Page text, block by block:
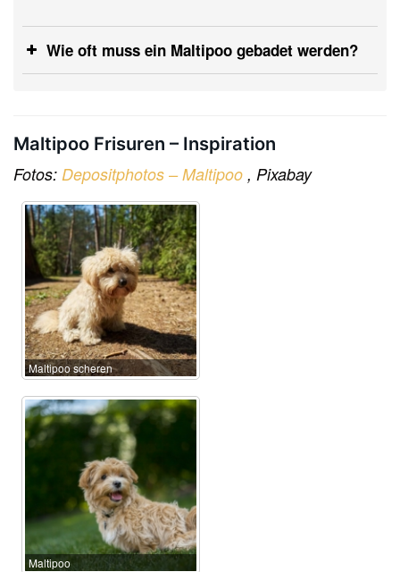
Wie oft muss ein Maltipoo gebadet werden?
Maltipoo Frisuren – Inspiration
Fotos: Depositphotos – Maltipoo , Pixabay
Maltipoo scheren
Maltipoo